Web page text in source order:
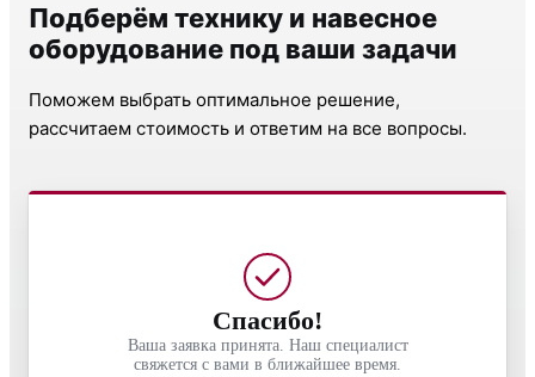
Подберём технику и навесное
оборудование под ваши задачи
Поможем выбрать оптимальное решение,
рассчитаем стоимость и ответим на все вопросы.
Спасибо!
Ваша заявка принята. Наш специалист
свяжется с вами в ближайшее время.